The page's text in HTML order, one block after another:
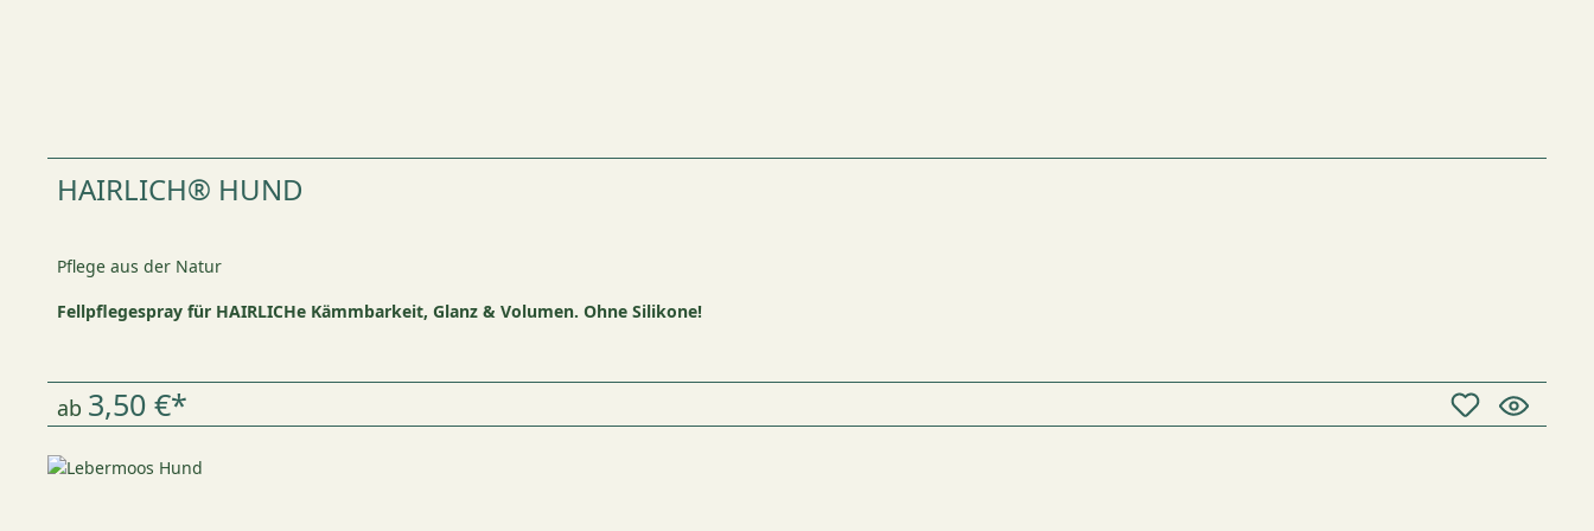
HAIRLICH® HUND
Pflege aus der Natur
Fellpflegespray für HAIRLICHe Kämmbarkeit, Glanz & Volumen. Ohne Silikone!
ab 3,50 €*